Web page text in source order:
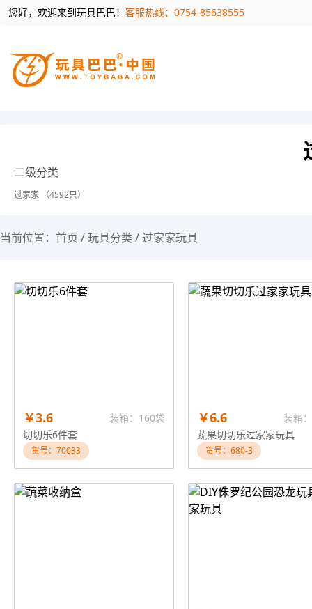
您好，欢迎来到玩具巴巴！ 客服热线：0754-85638555
二级分类
过家家 （4592只）
当前位置： 首页 /玩具分类 /过家家玩具
￥3.6
装箱：160袋
切切乐6件套
货号：70033
￥6.6
装箱
蔬果切切乐过家家玩具
货号：680-3